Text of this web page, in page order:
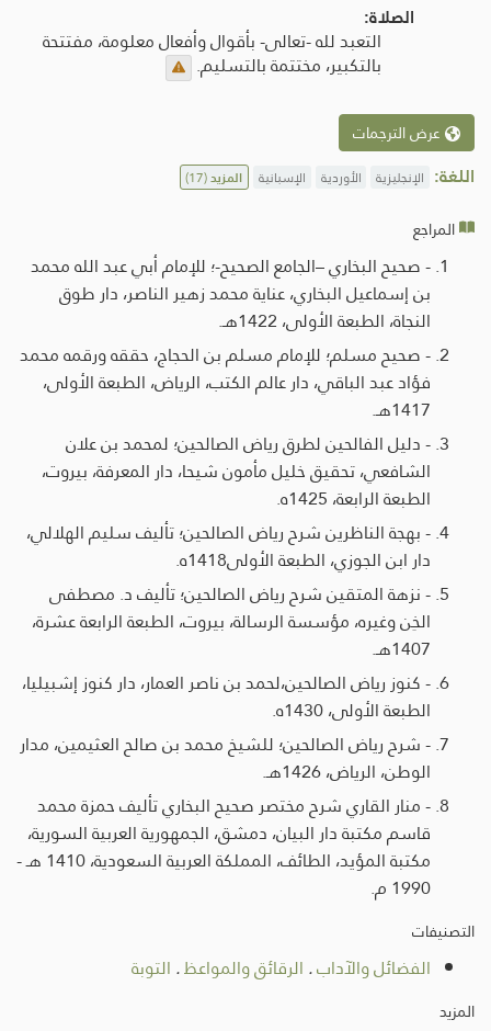
الصلاة:
التعبد لله -تعالى- بأقوال وأفعال معلومة، مفتتحة
بالتكبير، مختتمة بالتسليم.
عرض الترجمات
اللغة: الإنجليزية الأوردية الإسبانية المزيد(17)
المراجع
- صحيح البخاري –الجامع الصحيح-؛ للإمام أبي عبد الله محمد
بن إسماعيل البخاري، عناية محمد زهير الناصر، دار طوق
النجاة، الطبعة الأولى، 1422هـ.
- صحيح مسلم؛ للإمام مسلم بن الحجاج، حققه ورقمه محمد
فؤاد عبد الباقي، دار عالم الكتب، الرياض، الطبعة الأولى،
1417هـ.
- دليل الفالحين لطرق رياض الصالحين؛ لمحمد بن علان
الشافعي، تحقيق خليل مأمون شيحا، دار المعرفة، بيروت،
الطبعة الرابعة، 1425ه.
- بهجة الناظرين شرح رياض الصالحين؛ تأليف سليم الهلالي،
دار ابن الجوزي، الطبعة الأولى1418ه.
- نزهة المتقين شرح رياض الصالحين؛ تأليف د. مصطفى
الخِن وغيره، مؤسسة الرسالة، بيروت، الطبعة الرابعة عشرة،
1407هـ.
- كنوز رياض الصالحين،لحمد بن ناصر العمار، دار كنوز إشبيليا،
الطبعة الأولى، 1430ه.
- شرح رياض الصالحين؛ للشيخ محمد بن صالح العثيمين، مدار
الوطن، الرياض، 1426هـ.
- منار القاري شرح مختصر صحيح البخاري تأليف حمزة محمد
قاسم مكتبة دار البيان، دمشق، الجمهورية العربية السورية،
مكتبة المؤيد، الطائف، المملكة العربية السعودية، 1410 هـ -
1990 م.
التصنيفات
الفضائل والآداب. الرقائق والمواعظ. التوبة
المزيد